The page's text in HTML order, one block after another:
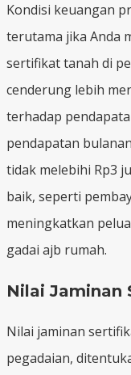
Kondisi keuangan
terutama jika Anda
sertifikat tanah di
cenderung lebih
terhadap
pendapatan
tidak melebihi Rp3
baik, seperti
meningkatkan
gadai ajb rumah.
Nilai Jaminan
Nilai jaminan
pegadaian,